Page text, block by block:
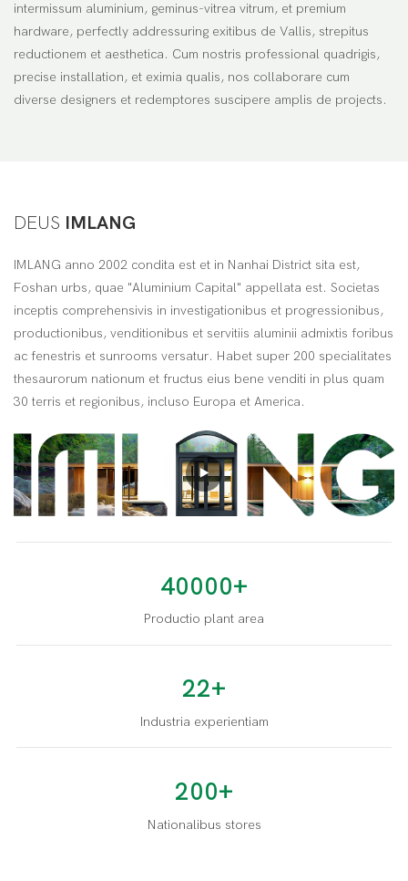
intermissum aluminium, geminus-vitrea vitrum, et premium
hardware, perfectly addressuring exitibus de Vallis, strepitus
reductionem et aesthetica. Cum nostris professional quadrigis,
precise installation, et eximia qualis, nos collaborare cum
diverse designers et redemptores suscipere amplis de projects.
DEUS IMLANG
IMLANG anno 2002 condita est et in Nanhai District sita est,
Foshan urbs, quae "Aluminium Capital" appellata est. Societas
inceptis comprehensivis in investigationibus et progressionibus,
productionibus, venditionibus et servitiis aluminii admixtis foribus
ac fenestris et sunrooms versatur. Habet super 200 specialitates
thesaurorum nationum et fructus eius bene venditi in plus quam
30 terris et regionibus, incluso Europa et America.
40000+
Productio plant area
22+
Industria experientiam
200+
Nationalibus stores